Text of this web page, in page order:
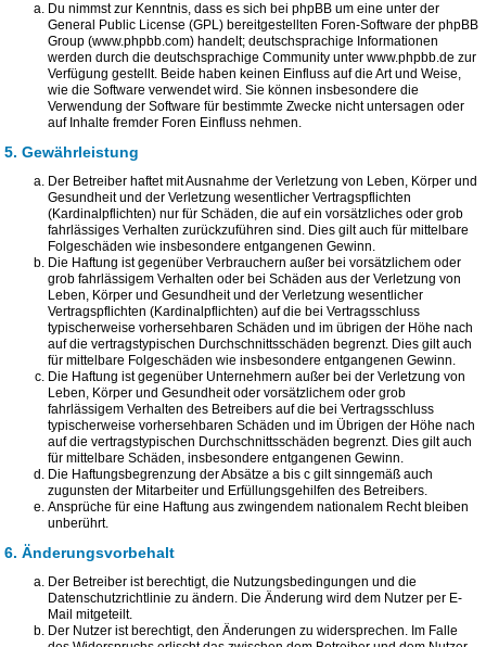
Du nimmst zur Kenntnis, dass es sich bei phpBB um eine unter der
General Public License (GPL) bereitgestellten Foren-Software der phpBB
Group (www.phpbb.com) handelt; deutschsprachige Informationen
werden durch die deutschsprachige Community unter www.phpbb.de zur
Verfügung gestellt. Beide haben keinen Einfluss auf die Art und Weise,
wie die Software verwendet wird. Sie können insbesondere die
Verwendung der Software für bestimmte Zwecke nicht untersagen oder
auf Inhalte fremder Foren Einfluss nehmen.
5. Gewährleistung
Der Betreiber haftet mit Ausnahme der Verletzung von Leben, Körper und
Gesundheit und der Verletzung wesentlicher Vertragspflichten
(Kardinalpflichten) nur für Schäden, die auf ein vorsätzliches oder grob
fahrlässiges Verhalten zurückzuführen sind. Dies gilt auch für mittelbare
Folgeschäden wie insbesondere entgangenen Gewinn.
Die Haftung ist gegenüber Verbrauchern außer bei vorsätzlichem oder
grob fahrlässigem Verhalten oder bei Schäden aus der Verletzung von
Leben, Körper und Gesundheit und der Verletzung wesentlicher
Vertragspflichten (Kardinalpflichten) auf die bei Vertragsschluss
typischerweise vorhersehbaren Schäden und im übrigen der Höhe nach
auf die vertragstypischen Durchschnittsschäden begrenzt. Dies gilt auch
für mittelbare Folgeschäden wie insbesondere entgangenen Gewinn.
Die Haftung ist gegenüber Unternehmern außer bei der Verletzung von
Leben, Körper und Gesundheit oder vorsätzlichem oder grob
fahrlässigem Verhalten des Betreibers auf die bei Vertragsschluss
typischerweise vorhersehbaren Schäden und im Übrigen der Höhe nach
auf die vertragstypischen Durchschnittsschäden begrenzt. Dies gilt auch
für mittelbare Schäden, insbesondere entgangenen Gewinn.
Die Haftungsbegrenzung der Absätze a bis c gilt sinngemäß auch
zugunsten der Mitarbeiter und Erfüllungsgehilfen des Betreibers.
Ansprüche für eine Haftung aus zwingendem nationalem Recht bleiben
unberührt.
6. Änderungsvorbehalt
Der Betreiber ist berechtigt, die Nutzungsbedingungen und die
Datenschutzrichtlinie zu ändern. Die Änderung wird dem Nutzer per E-
Mail mitgeteilt.
Der Nutzer ist berechtigt, den Änderungen zu widersprechen. Im Falle